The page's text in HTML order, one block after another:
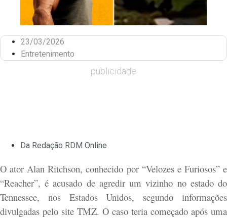
23/03/2026
Entretenimento
publicidade
Da Redação RDM Online
O atorAlan Ritchson, conhecido por “Velozes e Furiosos” e
“Reacher”, é acusado de agredir um vizinho no estado do
Tennessee, nos Estados Unidos, segundo informações
divulgadas pelo site TMZ. O caso teria começado após uma